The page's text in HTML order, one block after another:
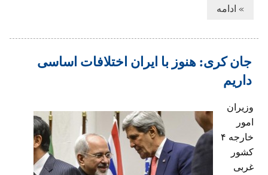
» ادامه
جان کری: هنوز با ایران اختلافات اساسی
داریم
وزیران
امور
خارجه ۴
کشور
غربی